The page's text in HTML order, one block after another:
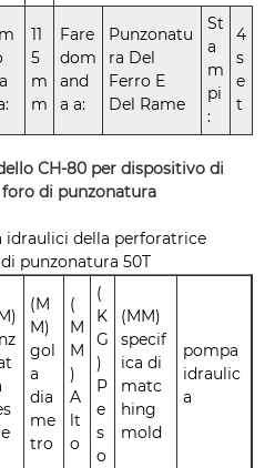
11
5
m
m
Fare
dom
and
a a:
Punzonatu
ra Del
Ferro E
Del Rame
St
a
m
pi
:
4
s
e
t
CH-80 per dispositivo di
di punzonatura
della perforatrice
punzonatura 50T
(M
M)
gol
a
dia
me
tro
(
M
M
)
A
lt
o
(
K
G
)
P
e
s
o
(MM)
specif
ica di
matc
hing
mold
pompa
idraulic
a